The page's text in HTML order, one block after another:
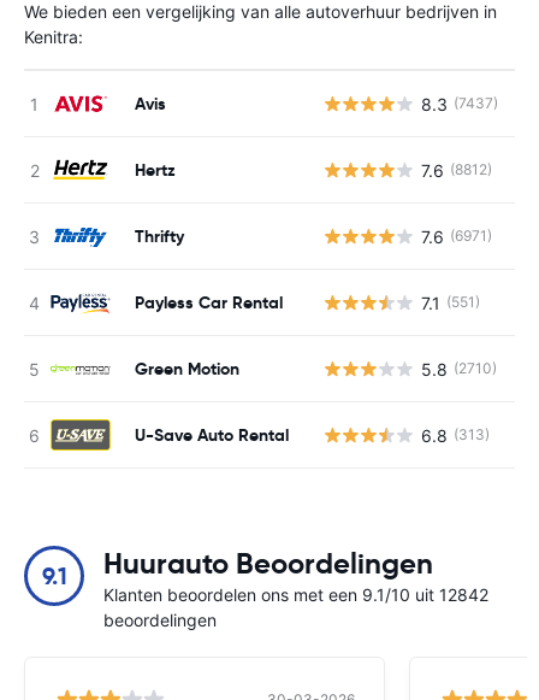
We bieden een vergelijking van alle autoverhuur bedrijven in
Kenitra:
Avis 8.3 (7437)
Hertz 7.6 (8812)
Thrifty 7.6 (6971)
Payless Car Rental 7.1 (551)
Green Motion 5.8 (2710)
U-Save Auto Rental 6.8 (313)
9.1 Huurauto Beoordelingen
Klanten beoordelen ons met een 9.1/10 uit 12842
beoordelingen